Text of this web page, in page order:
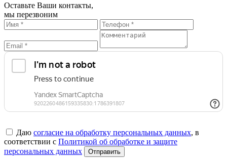
Оставьте Ваши контакты,
мы перезвоним
Даю согласие на обработку персональных данных, в
соответствии с Политикой об обработке и защите
персональных данных
Отправить